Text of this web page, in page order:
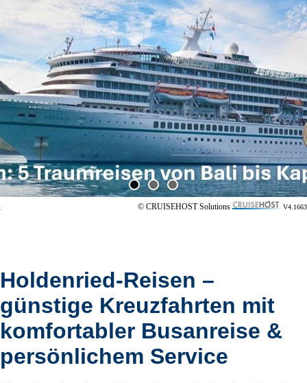
© CRUISEHOST Solutions V4.1663
Holdenried-Reisen –
günstige Kreuzfahrten mit
komfortabler Busanreise &
persönlichem Service